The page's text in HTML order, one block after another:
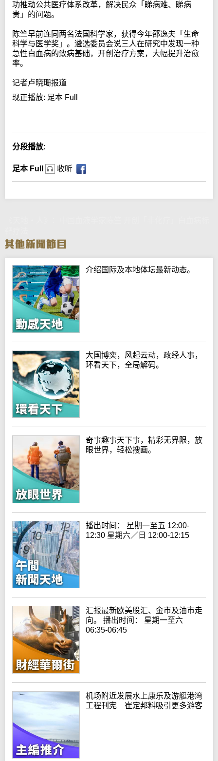
功推动公共医疗体系改革，解决民众「睇病难、睇病
贵」的问题。
陈竺早前连同两名法国科学家，获得今年邵逸夫「生命
科学与医学奖」。遴选委员会说三人在研究中发现一种
急性白血病的致病基础，开创治疗方案，大幅提升治愈
率。
记者卢晓珊报道
现正播放: 足本 Full
分段播放:
足本 Full 收听
介绍国际及本地体坛最新动态。
大国博奕，风起云动，政经人事，
环看天下，全局解码。
奇事趣事天下事，精彩无界限，放
眼世界，轻松搜画。
播出时间： 星期一至五 12:00-
12:30 星期六／日 12:00-12:15
汇报最新欧美股汇、金市及油市走
向。 播出时间： 星期一至六
06:35-06:45
机场附近发展水上康乐及游艇港湾
工程刊宪 崔定邦料吸引更多游客